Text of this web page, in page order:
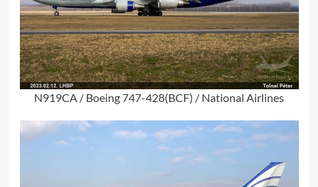
N919CA / Boeing 747-428(BCF) / National Airlines